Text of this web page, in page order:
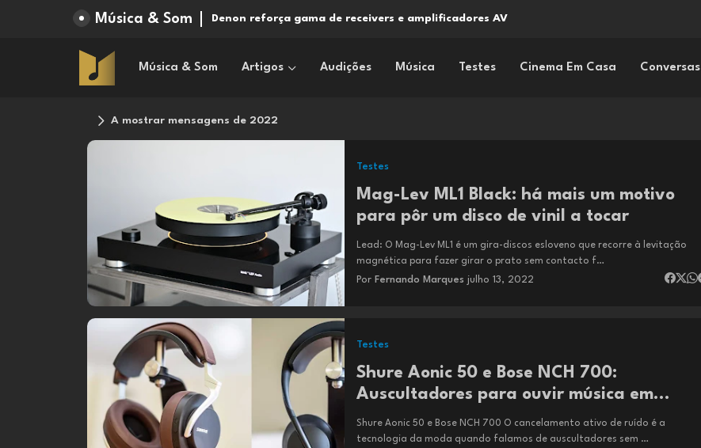
Música & Som Denon reforça gama de receivers e amplificadores AV
Vivid Audio Kaya S12: a precisão sonora num formato compacto
Música & Som Artigos Audições Música Testes Cinema Em Casa Conversas
A mostrar mensagens de 2022
Testes
Mag-Lev ML1 Black: há mais um motivo
para pôr um disco de vinil a tocar
Lead: O Mag-Lev ML1 é um gira-discos esloveno que recorre à levitação
magnética para fazer girar o prato sem contacto f…
Por Fernando Marques julho 13, 2022
Testes
Shure Aonic 50 e Bose NCH 700:
Auscultadores para ouvir música em
silêncio
Shure Aonic 50 e Bose NCH 700 O cancelamento ativo de ruído é a
tecnologia da moda quando falamos de auscultadores sem …